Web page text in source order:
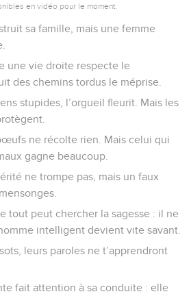
en vidéo pour le moment.
sa famille, mais une femme
une vie droite respecte le
des chemins tordus le méprise.
stupides, l’orgueil fleurit. Mais les
ne récolte rien. Mais celui qui
gagne beaucoup.
ne trompe pas, mais un faux
tout peut chercher la sagesse : il ne
intelligent devient vite savant.
leurs paroles ne t’apprendront
fait attention à sa conduite : elle